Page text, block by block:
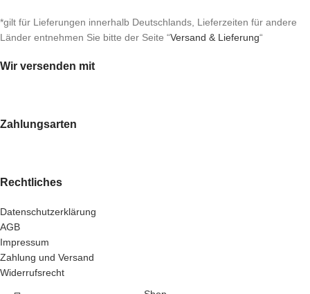
*gilt für Lieferungen innerhalb Deutschlands, Lieferzeiten für andere
Länder entnehmen Sie bitte der Seite “Versand & Lieferung“
Wir versenden mit
Zahlungsarten
Rechtliches
Datenschutzerklärung
AGB
Impressum
Zahlung und Versand
Widerrufsrecht